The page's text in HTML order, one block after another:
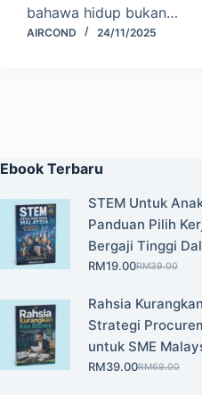
bahawa hidup bukan…
AIRCOND 24/11/2025
Ebook Terbaru
STEM Untuk
Panduan Pilih
Bergaji Tinggi
RM39.00
Original
was:
RM39.00.
RM19.00
Current
is:
RM19.00.
Rahsia
Strategi
untuk SME
RM69.00
Original
RM39.00
Current